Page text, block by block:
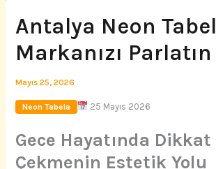
Antalya Neon
Markanızı Parlatın
Mayıs 25, 2026
Neon Tabela 25 Mayıs 2026
Gece Hayatında Dikkat
Çekmenin Estetik Yolu